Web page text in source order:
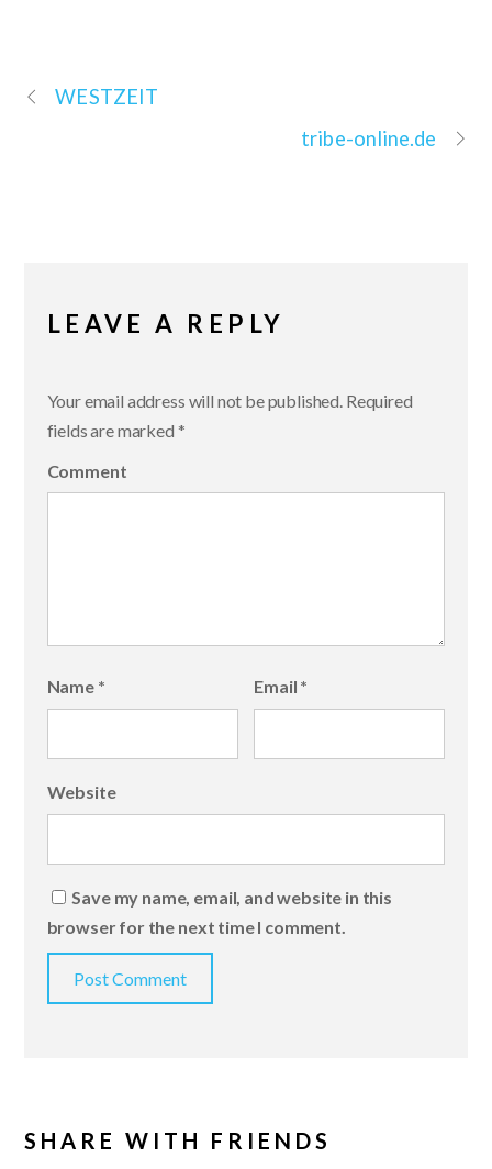
WESTZEIT
tribe-online.de
LEAVE A REPLY
Your email address will not be published. Required
fields are marked *
Comment
Name * Email *
Website
Save my name, email, and website in this
browser for the next time I comment.
SHARE WITH FRIENDS